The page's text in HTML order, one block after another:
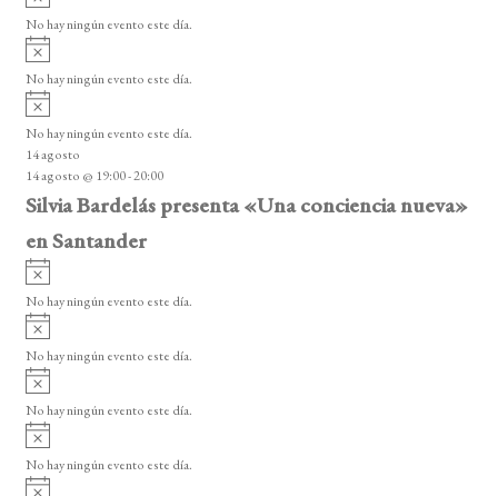
o
v
i
o
No hay ningún evento este día.
A
v
i
o
No hay ningún evento este día.
A
v
i
s
o
No hay ningún evento este día.
14 agosto
14 agosto @ 19:00-20:00
Silvia Bardelás presenta «Una conciencia nueva»
en Santander
A
v
i
o
No hay ningún evento este día.
A
v
i
o
No hay ningún evento este día.
A
v
i
o
No hay ningún evento este día.
A
v
i
No hay ningún evento este día.
A